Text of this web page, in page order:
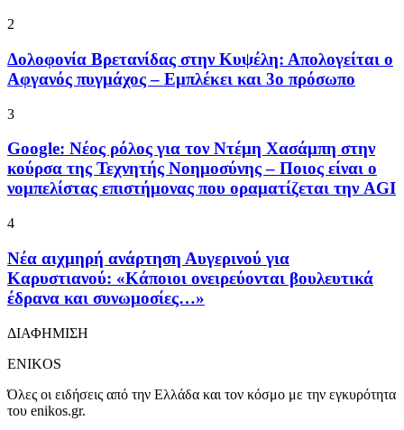
2
Δολοφονία Βρετανίδας στην Κυψέλη: Απολογείται ο
Αφγανός πυγμάχος – Εμπλέκει και 3ο πρόσωπο
3
Google: Νέος ρόλος για τον Ντέμη Χασάμπη στην
κούρσα της Τεχνητής Νοημοσύνης – Ποιος είναι ο
νομπελίστας επιστήμονας που οραματίζεται την AGI
4
Νέα αιχμηρή ανάρτηση Αυγερινού για
Καρυστιανού: «Κάποιοι ονειρεύονται βουλευτικά
έδρανα και συνωμοσίες…»
ΔΙΑΦΗΜΙΣΗ
ENIKOS
Όλες οι ειδήσεις από την Ελλάδα και τον κόσμο με την εγκυρότητα
του enikos.gr.